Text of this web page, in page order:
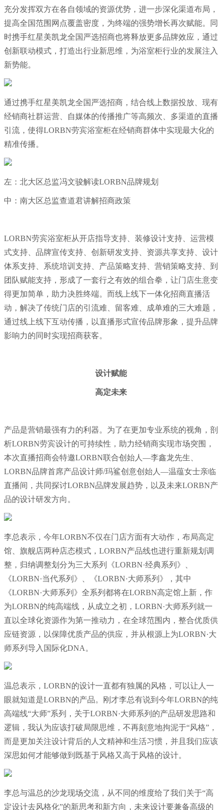
充分发挥双方在各自领域的资源优势，进一步深化渠道布局，
提高全国范围网点覆盖密度，为终端的强势增长再次赋能。同
时携手红星美凯龙全国严选招商也将释放更多品牌效应，通过
创新联动模式，打造出行业新思维，为浴室柜行业的发展注入
新势能。
通过携手红星美凯龙全国严选招商，结合线上数据投放、现有
经销商社群运营、自媒体的传播推广等高频次、多渠道的直播
引流，使得LORBN劳宾浴室柜在经销商群体中实现最大化的
精准传播。
左：北大区总监冯文骏解读LORBN品牌规划
中：南大区总监查道君讲解招商政策
LORBN劳宾浴室柜从开店指导支持、装修设计支持、运营模
式支持、品牌宣传支持、创新研发支持、资源共享支持、设计
体系支持、系统培训支持、产品策略支持、营销策略支持、到
团队赋能支持，形成了一套行之有效的组合拳，让门店生意变
得更加简单，助力决胜终端。而线上线下一体化招商直播活
动，解决了传统门店的引流难、留客难、成单难的三大难题，
通过线上线下互动传播，以直播形式宣传品牌形象，提升品牌
影响力的同时实现招商获客。
设计赋能
高定未来
产品是营销最强有力的利器。为了在更加专业系统的视角，剖
析LORBN劳宾设计的可持续性，助力经销商实现市场突围，
本次直播招商会特邀LORBN联合创始人—李鑫龙先生、
LORBN品牌首席产品设计师/玛鲨创意创始人—温蕴女士亲临
直播间，共同探讨LORBN品牌发展趋势，以及未来LORBN产
品的设计研发方向。
李总表示，今年LORBN不仅在门店方面有大动作，布局高定
馆、旗舰店两种店态模式，LORBN产品线也进行重新规划调
整，归纳调整划分为三大系列《LORBN·经典系列》、
《LORBN·当代系列》、《LORBN·大师系列》，其中
《LORBN·大师系列》全系列都将在LORBN高定馆上新，作
为LORBN的纯高端线，从成立之初，LORBN·大师系列就一
直以全球化资源作为第一推动力，在全球范围内，整合优质供
应链资源，以保障优质产品的供应，并从根源上为LORBN·大
师系列导入国际化DNA。
温总表示，LORBN的设计一直都有独属的风格，可以让人一
眼就知道是LORBN的产品。刚才李总有说到今年LORBN的纯
高端线“大师”系列，关于LORBN·大师系列的产品研发思路和
逻辑，我认为应该打破局限思维，不再刻意地拘泥于“风格”，
而是更加关注设计背后的人文精神和生活习惯，并且我们应该
深思如何才能够做到既基于风格又高于风格的设计。
李总与温总的沙龙现场交流，从不同的维度给了我们关于“高
定设计去风格化”的新思考和新方向，未来设计要兼备高级的